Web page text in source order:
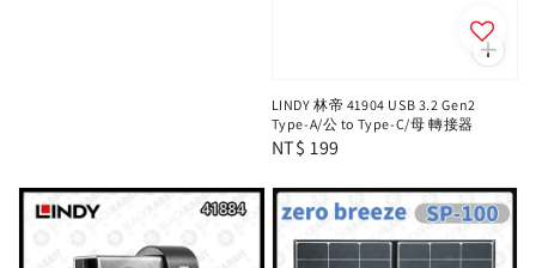
LINDY 林帝 41904 USB 3.2 Gen2
Type-A/公 to Type-C/母 轉接器
Regular
NT$ 199